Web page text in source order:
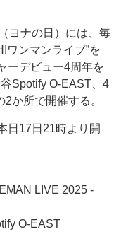
ヨナの日）には、毎
ワンマンライブ”を
ーデビュー4周年を
Spotify O-EAST、4
か所で開催する。
日17日21時より開
LIVE 2025 -
O-EAST